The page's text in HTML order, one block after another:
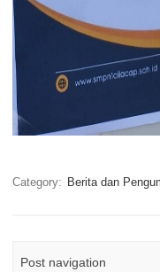
Category: Berita dan
Post navigation